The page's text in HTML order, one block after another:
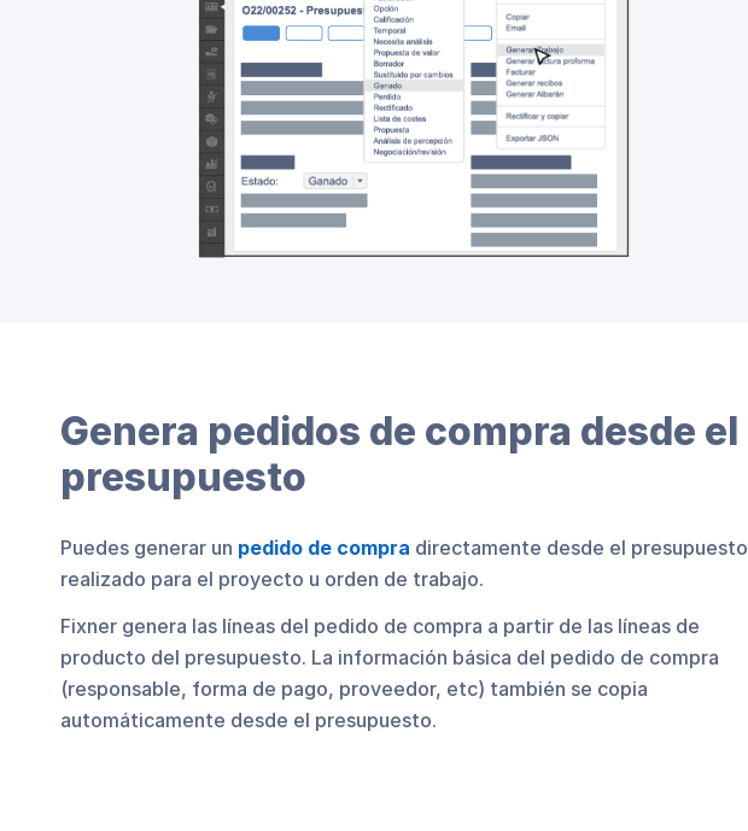
Genera pedidos de compra desde el
presupuesto
Puedes generar un pedido de compra directamente desde el presupuesto
realizado para el proyecto u orden de trabajo.
Fixner genera las líneas del pedido de compra a partir de las líneas de
producto del presupuesto. La información básica del pedido de compra
(responsable, forma de pago, proveedor, etc) también se copia
automáticamente desde el presupuesto.